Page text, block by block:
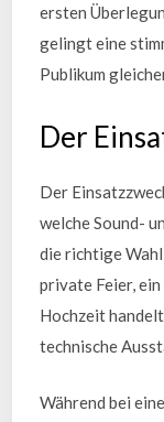
ersten
gelingt eine
Publikum
Der
Der
welche Sound-
die richtige Wahl
private Feier,
Hochzeit
technische
Während bei